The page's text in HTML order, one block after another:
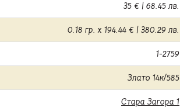
35 € | 68.45 лв.
0.18 гр. x 194.44 € | 380.29 лв.
1-2759
Злато 14к/585
Стара Загора 1